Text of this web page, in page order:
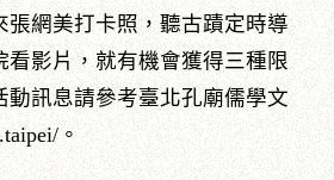
張網美打卡照，聽古蹟定時導
看影片，就有機會獲得三種限
動訊息請參考臺北孔廟儒學文
。